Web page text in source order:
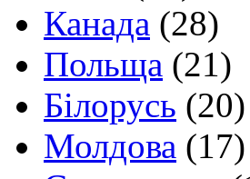
Канада (28)
Польща (21)
Білорусь (20)
Молдова (17)